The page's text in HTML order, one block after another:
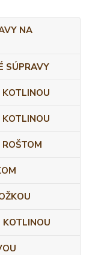
NA
SÚPRAVY
KOTLINOU